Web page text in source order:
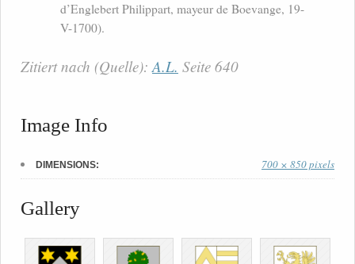
d’Englebert Philippart, mayeur de Boevange, 19-
V-1700).
Zitiert nach (Quelle):A.L. Seite 640
Image Info
DIMENSIONS: 700 × 850 pixels
Gallery